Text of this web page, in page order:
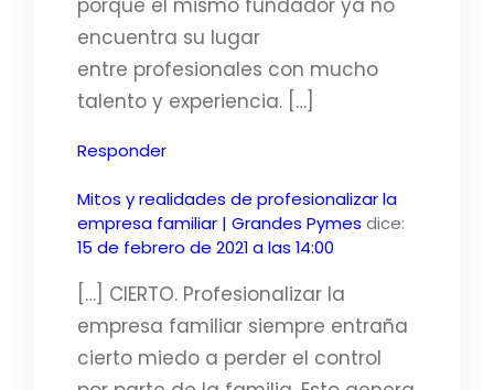
encuentra su lugar
entre profesionales con mucho
talento y experiencia. […]
Responder
Mitos y realidades de profesionalizar la
empresa familiar | Grandes Pymes dice:
15 de febrero de 2021 a las 14:00
[…] CIERTO. Profesionalizar la
empresa familiar siempre entraña
cierto miedo a perder el control